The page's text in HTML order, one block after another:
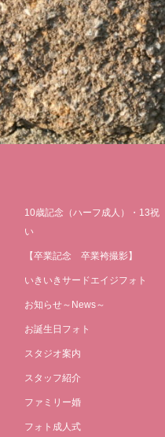
10歳記念（ハーフ成人）・13祝
い
【卒業記念 卒業袴撮影】
いきいきサードエイジフォト
お知らせ～News～
お誕生日フォト
スタジオ案内
スタッフ紹介
ファミリー婚
フォト成人式